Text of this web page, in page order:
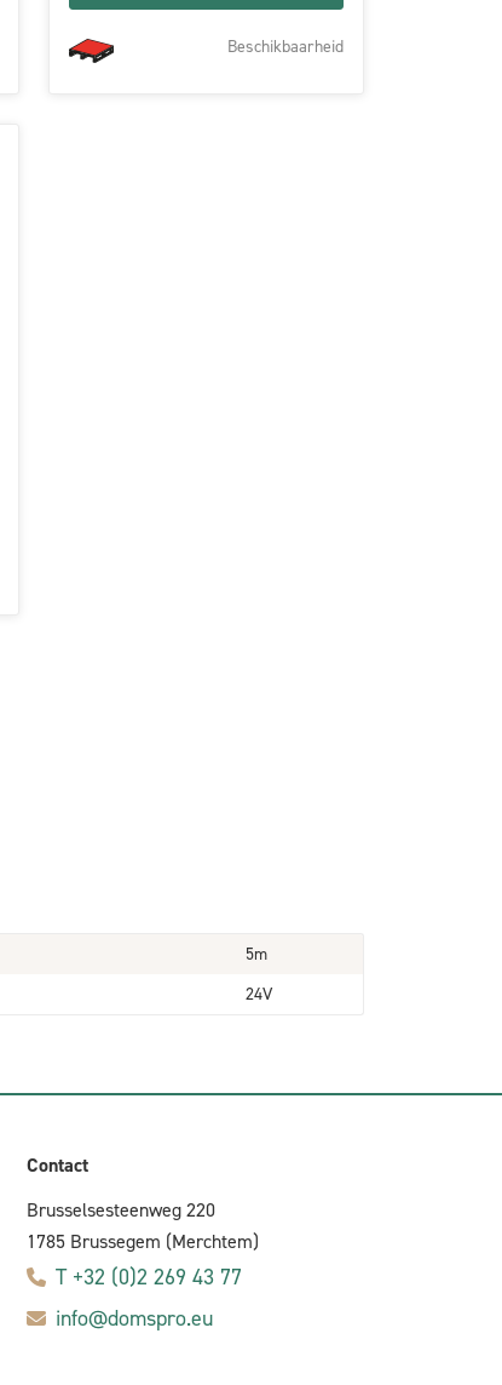
Beschikbaarheid
5m
24V
Contact
Brusselsesteenweg 220
1785 Brussegem (Merchtem)
T +32 (0)2 269 43 77
info@domspro.eu